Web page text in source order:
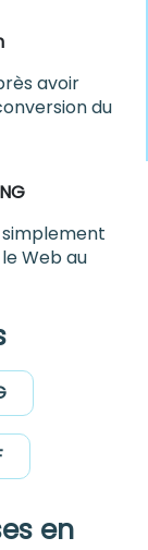
avoir
du
Web au
en